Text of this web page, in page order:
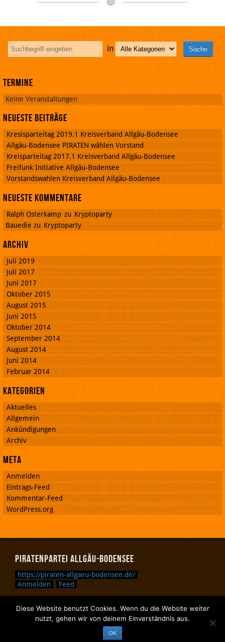
in
Termine
Keine Veranstaltungen
Neueste Beiträge
Kresisparteitag 2019.1 Kreisverband Allgäu-Bodensee
Allgäu-Bodensee PIRATEN wählen Vorstand
Kreisparteitag 2017.1 Kreisverband Allgäu-Bodensee
Freifunk Initiative Allgäu-Bodensee
Vorstandswahlen Kreisverband Allgäu-Bodensee
Neueste Kommentare
Ralph Osterkamp zu Kryptoparty
Bauedie zu Kryptoparty
Archiv
Juli 2019
Juli 2017
Juni 2017
Oktober 2015
August 2015
Juni 2015
Oktober 2014
September 2014
August 2014
Juni 2014
Februar 2014
Kategorien
Aktuelles
Allgemein
Ankündigungen
Archiv
Meta
Anmelden
Eintrags-Feed
Kommentar-Feed
WordPress.org
Piratenpartei Allgäu-Bodensee
https://piraten-allgaeu-bodensee.de/
Anmelden
Feed
Zurück nach oben.
Zurück zum Anfang des Textes.
Zurück zur Sucheingabe.
Diese Website benutzt Cookies. Wenn du die Website weiter
nutzt, gehen wir von deinem Einverständnis aus.
OK